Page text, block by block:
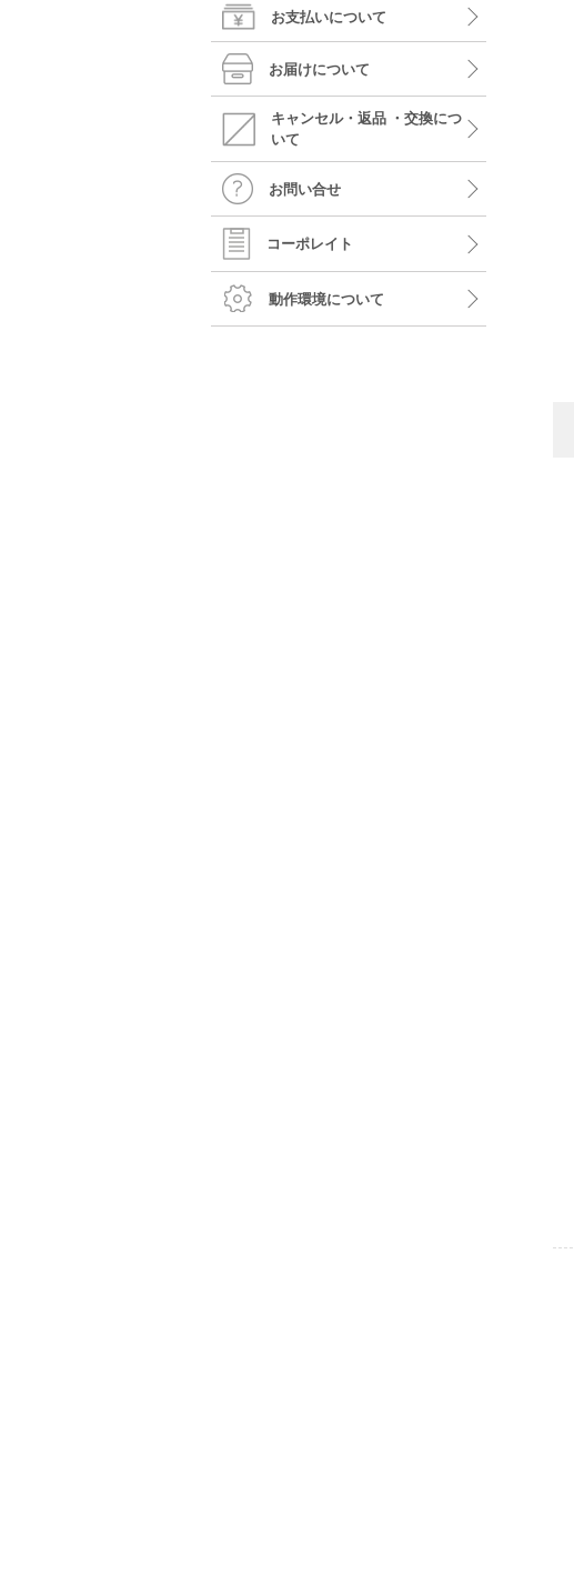
お支払いについて
お届けについて
キャンセル・返品 ・交換につ
いて
お問い合せ
コーポレイト
動作環境について